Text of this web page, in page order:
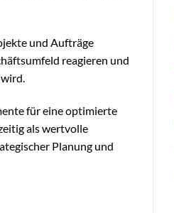
und Aufträge
reagieren und
für eine optimierte
als wertvolle
Planung und